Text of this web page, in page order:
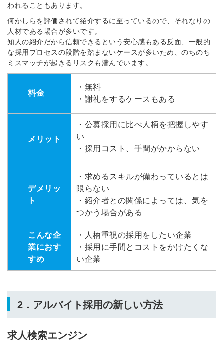
われることもあります。
何かしらを評価されて紹介するに至っているので、それなりの
人材である場合が多いです。
知人の紹介だから信頼できるという安心感もある反面、一般的
な採用プロセスの段階を踏まないケースが多いため、のちのち
ミスマッチが起きるリスクも潜んでいます。
料金
・無料
・謝礼をするケースもある
メリット
・公募採用に比べ人柄を把握しやす
い
・採用コスト、手間がかからない
デメリッ
ト
・求めるスキルが備わっているとは
限らない
・紹介者との関係によっては、気を
つかう場合がある
こんな企
業におす
すめ
・人柄重視の採用をしたい企業
・採用に手間とコストをかけたくな
い企業
2．アルバイト採用の新しい方法
求人検索エンジン